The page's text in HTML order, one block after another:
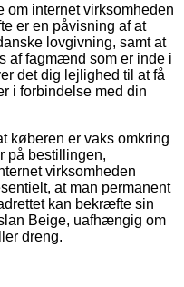
om internet virksomheden
er en påvisning af at
lovgivning, samt at
af fagmænd som er inde i
det dig lejlighed til at få
i forbindelse med din
køberen er vaks omkring
på bestillingen,
virksomheden
at man permanent
kan bekræfte sin
Beige, uafhængig om
dreng.